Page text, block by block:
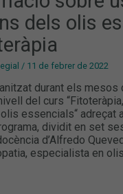
dels olis
/ 11 de febrer de 2022
durant els mesos
del curs
essencials“ adreçat
dividit en set
d’Alfredo
especialista en